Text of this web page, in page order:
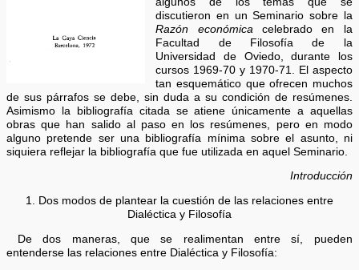
discutieron en un Seminario sobre la
Razón económica celebrado en la
Facultad de Filosofía de la
Universidad de Oviedo, durante los
cursos 1969-70 y 1970-71. El aspecto
tan esquemático que ofrecen muchos
de sus párrafos se debe, sin duda a su condición de resúmenes.
Asimismo la bibliografía citada se atiene únicamente a aquellas
obras que han salido al paso en los resúmenes, pero en modo
alguno pretende ser una bibliografía mínima sobre el asunto, ni
siquiera reflejar la bibliografía que fue utilizada en aquel Seminario.
Introducción
1. Dos modos de plantear la cuestión de las relaciones entre
Dialéctica y Filosofía
De dos maneras, que se realimentan entre sí, pueden
entenderse las relaciones entre Dialéctica y Filosofía: